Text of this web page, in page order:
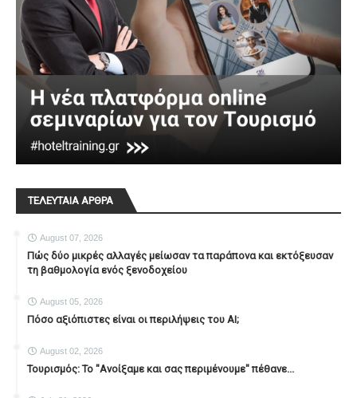
ΤΕΛΕΥΤΑΙΑ ΑΡΘΡΑ
August 07, 2026
Πώς δύο μικρές αλλαγές μείωσαν τα παράπονα και εκτόξευσαν
τη βαθμολογία ενός ξενοδοχείου
August 05, 2026
Πόσο αξιόπιστες είναι οι περιλήψεις του ΑΙ;
August 02, 2026
Τουρισμός: Το "Ανοίξαμε και σας περιμένουμε" πέθανε...